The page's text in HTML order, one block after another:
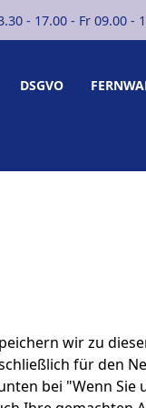
- 17.00 - Fr 09.00 -
DSGVO
wir zu
für den
bei "Wenn Sie